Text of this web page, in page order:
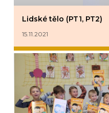
Lidské tělo (PT1, PT2)
15.11.2021